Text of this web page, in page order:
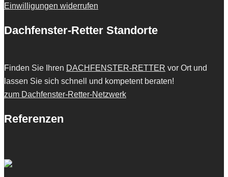
Einwilligungen widerrufen
Dachfenster-Retter Standorte
Finden Sie Ihren DACHFENSTER-RETTER vor Ort und
lassen Sie sich schnell und kompetent beraten!
zum Dachfenster-Retter-Netzwerk
Referenzen